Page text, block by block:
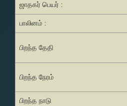
ஜாதகர் பெயர் :
பாலினம் :
பிறந்த தேதி
பிறந்த நேரம்
பிறந்த நாடு